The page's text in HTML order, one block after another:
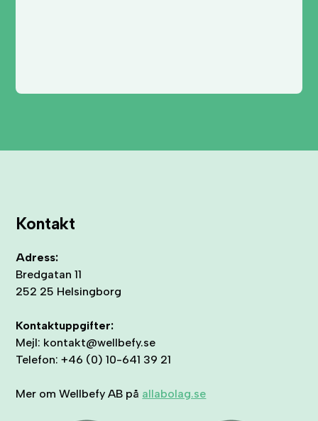
Kontakt
Adress:
Bredgatan 11
252 25 Helsingborg
Kontaktuppgifter:
Mejl: kontakt@wellbefy.se
Telefon: +46 (0) 10-641 39 21
Mer om Wellbefy AB på allabolag.se